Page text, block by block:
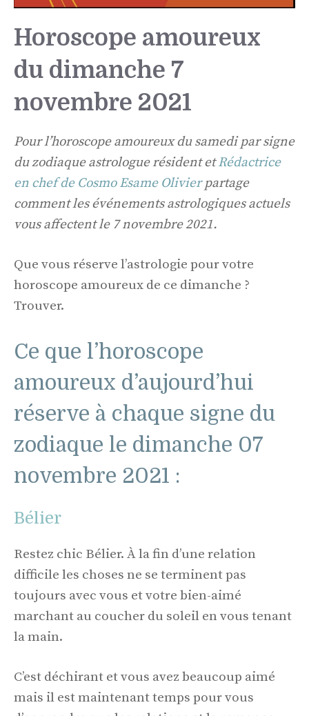
Horoscope amoureux
du dimanche 7
novembre 2021
Pour l’horoscope amoureux du samedi par signe
du zodiaque astrologue résident etRédactrice
en chef de Cosmo Esame Olivierpartage
comment les événements astrologiques actuels
vous affectent le 7 novembre 2021.
Que vous réserve l’astrologie pour votre
horoscope amoureux de ce dimanche ?
Trouver.
Ce que l’horoscope
amoureux d’aujourd’hui
réserve à chaque signe du
zodiaque le dimanche 07
novembre 2021 :
Bélier
Restez chic Bélier. À la fin d’une relation
difficile les choses ne se terminent pas
toujours avec vous et votre bien-aimé
marchant au coucher du soleil en vous tenant
la main.
C’est déchirant et vous avez beaucoup aimé
mais il est maintenant temps pour vous